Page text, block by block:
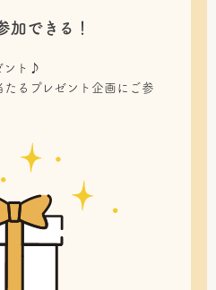
加できる！
ント♪
るプレゼント企画にご参